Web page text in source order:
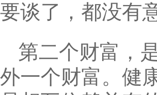
要谈了，都没有
第二个财富，
外一个财富。健